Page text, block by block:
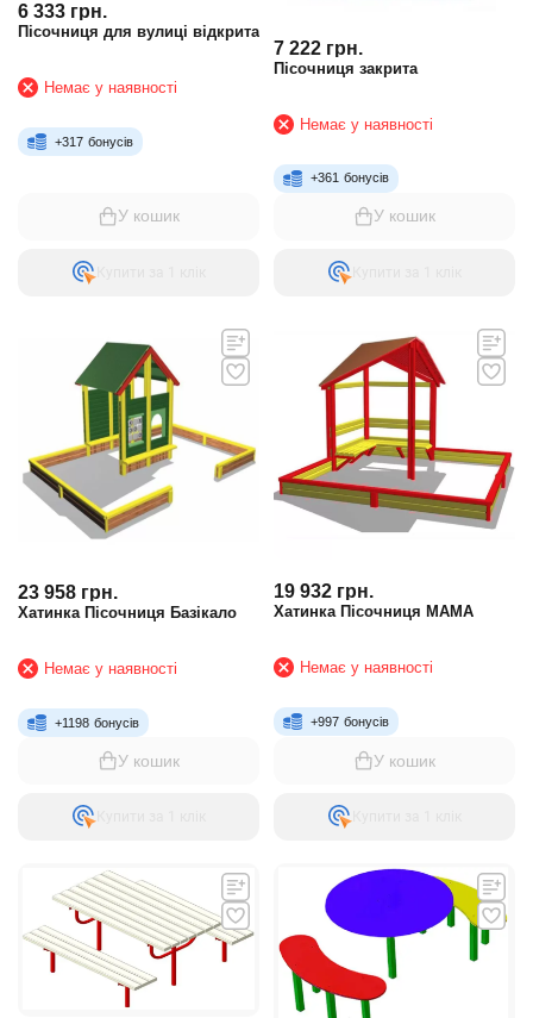
6 333 грн.
Пісочниця для вулиці відкрита
Немає у наявності
+317 бонусів
У кошик
7 222 грн.
Пісочниця закрита
Немає у наявності
+361 бонусів
У кошик
23 958 грн.
Хатинка Пісочниця Базікало
Немає у наявності
+1198 бонусів
У кошик
Купити за 1 клiк
19 932 грн.
Хатинка Пісочниця МАМА
Немає у наявності
+997 бонусів
У кошик
Купити за 1 клiк